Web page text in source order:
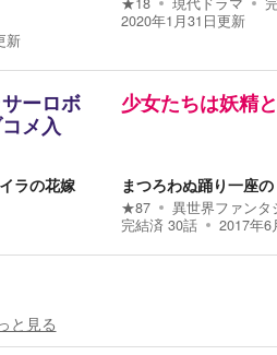
新
2020年1月31日更新
ーロボ
メ入
ラの花嫁
少女たちは妖精
まつろわぬ踊り一座の
★87
異世界ファンタ
完結済 30話 2017年6
と見る